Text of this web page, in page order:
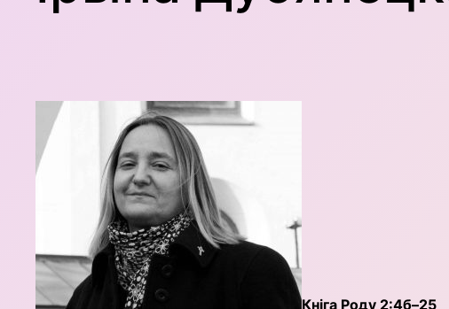
Кніга Роду 2:4б–25